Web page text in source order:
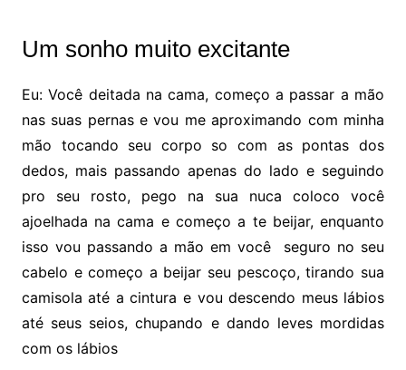
Um sonho muito excitante
Eu: Você deitada na cama, começo a passar a mão
nas suas pernas e vou me aproximando com minha
mão tocando seu corpo so com as pontas dos
dedos, mais passando apenas do lado e seguindo
pro seu rosto, pego na sua nuca coloco você
ajoelhada na cama e começo a te beijar, enquanto
isso vou passando a mão em você seguro no seu
cabelo e começo a beijar seu pescoço, tirando sua
camisola até a cintura e vou descendo meus lábios
até seus seios, chupando e dando leves mordidas
com os lábios